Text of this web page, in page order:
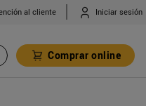
al cliente Iniciar sesión
Comprar online